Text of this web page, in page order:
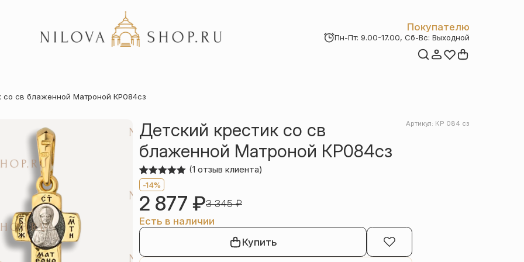
Покупателю
Пн-Пт: 9.00-17.00, Сб-Вс: Выходной
Акции
со св блаженной Матроной КР084сз
Детский крестик со св
блаженной Матроной КР084сз
Артикул: КР 084 сз
Рейтинг
5.00из 5
на основе
опроса
1
(1 отзыв клиента)
-14%
2 877 ₽3 345₽
Есть в наличии
Купить